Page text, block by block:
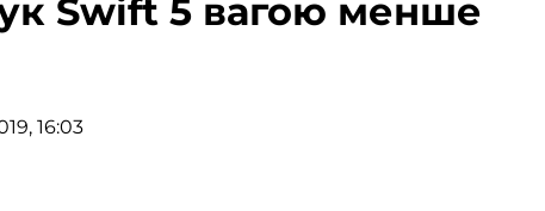
Swift 5 вагою менше
16:03